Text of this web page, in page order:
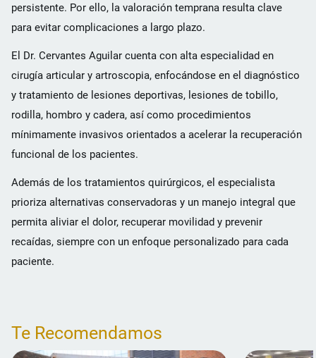
persistente. Por ello, la valoración temprana resulta clave
para evitar complicaciones a largo plazo.
El Dr. Cervantes Aguilar cuenta con alta especialidad en
cirugía articular y artroscopia, enfocándose en el diagnóstico
y tratamiento de lesiones deportivas, lesiones de tobillo,
rodilla, hombro y cadera, así como procedimientos
mínimamente invasivos orientados a acelerar la recuperación
funcional de los pacientes.
Además de los tratamientos quirúrgicos, el especialista
prioriza alternativas conservadoras y un manejo integral que
permita aliviar el dolor, recuperar movilidad y prevenir
recaídas, siempre con un enfoque personalizado para cada
paciente.
Te Recomendamos